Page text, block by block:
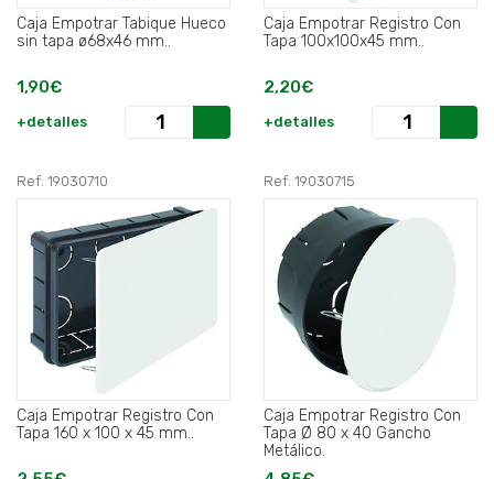
Caja Empotrar Tabique Hueco
sin tapa ø68x46 mm..
1,90€
+detalles
Caja Empotrar Registro Con
Tapa 100x100x45 mm..
2,20€
+detalles
Ref: 19030710
Caja Empotrar Registro Con
Tapa 160 x 100 x 45 mm..
Ref: 19030715
Caja Empotrar Registro Con
Tapa Ø 80 x 40 Gancho
Metálico.